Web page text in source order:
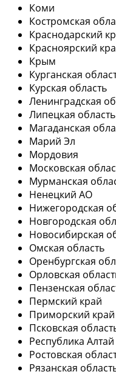
Коми
Костромская
Краснодарский
Красноярский
Крым
Курганская
Курская область
Ленинградская
Липецкая область
Магаданская
Марий Эл
Мордовия
Московская
Мурманская
Ненецкий АО
Нижегородская
Новгородская
Новосибирская
Омская область
Оренбургская
Орловская
Пензенская
Пермский край
Приморский край
Псковская
Республика Алтай
Ростовская
Рязанская